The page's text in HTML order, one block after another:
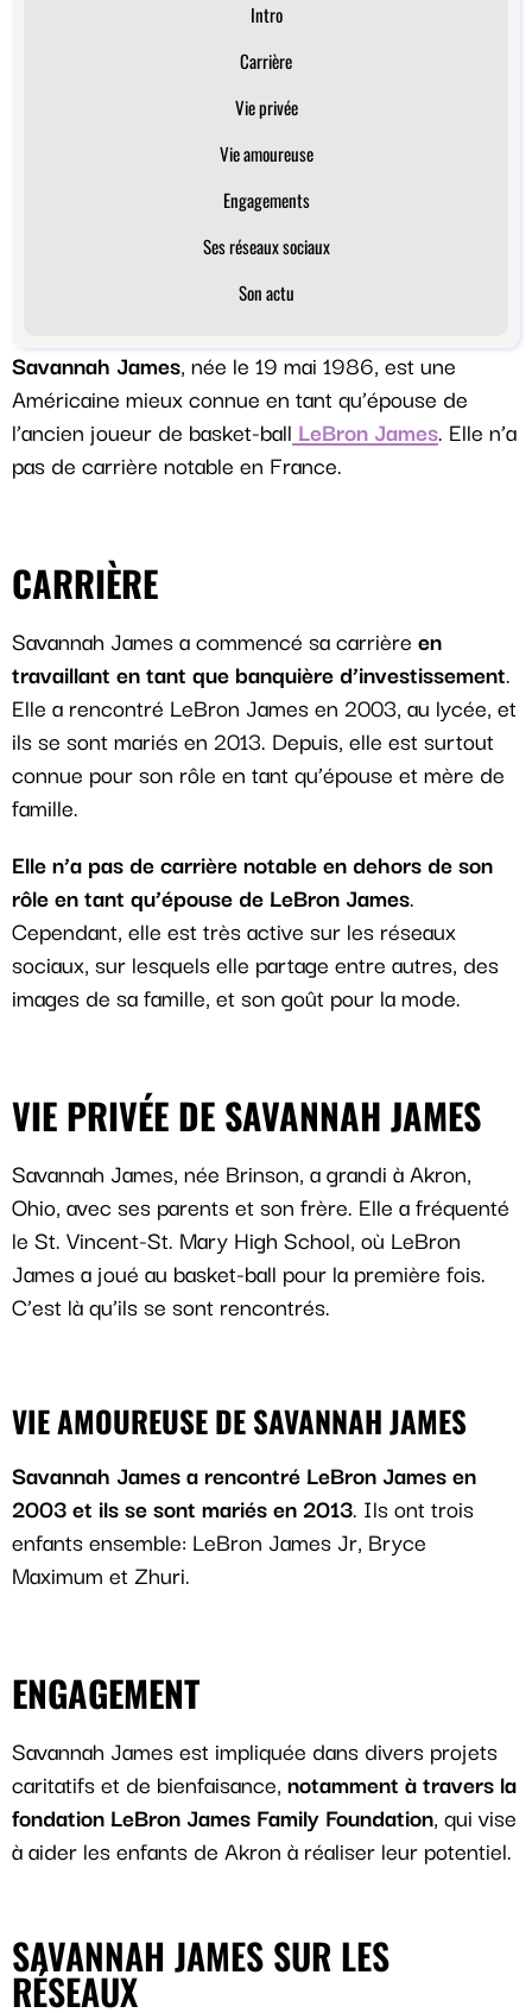
Intro
Carrière
Vie privée
Vie amoureuse
Engagements
Ses réseaux sociaux
Son actu
Savannah James, née le 19 mai 1986, est une
Américaine mieux connue en tant qu’épouse de
l’ancien joueur de basket-ball LeBron James. Elle n’a
pas de carrière notable en France.
CARRIÈRE
Savannah James a commencé sa carrière en
travaillant en tant que banquière d’investissement.
Elle a rencontré LeBron James en 2003, au lycée, et
ils se sont mariés en 2013. Depuis, elle est surtout
connue pour son rôle en tant qu’épouse et mère de
famille.
Elle n’a pas de carrière notable en dehors de son
rôle en tant qu’épouse de LeBron James.
Cependant, elle est très active sur les réseaux
sociaux, sur lesquels elle partage entre autres, des
images de sa famille, et son goût pour la mode.
VIE PRIVÉE DE SAVANNAH JAMES
Savannah James, née Brinson, a grandi à Akron,
Ohio, avec ses parents et son frère. Elle a fréquenté
le St. Vincent-St. Mary High School, où LeBron
James a joué au basket-ball pour la première fois.
C’est là qu’ils se sont rencontrés.
VIE AMOUREUSE DE SAVANNAH JAMES
Savannah James a rencontré LeBron James en
2003 et ils se sont mariés en 2013. Ils ont trois
enfants ensemble: LeBron James Jr, Bryce
Maximum et Zhuri.
ENGAGEMENT
Savannah James est impliquée dans divers projets
caritatifs et de bienfaisance, notamment à travers la
fondation LeBron James Family Foundation, qui vise
à aider les enfants de Akron à réaliser leur potentiel.
SAVANNAH JAMES SUR LES
RÉSEAUX